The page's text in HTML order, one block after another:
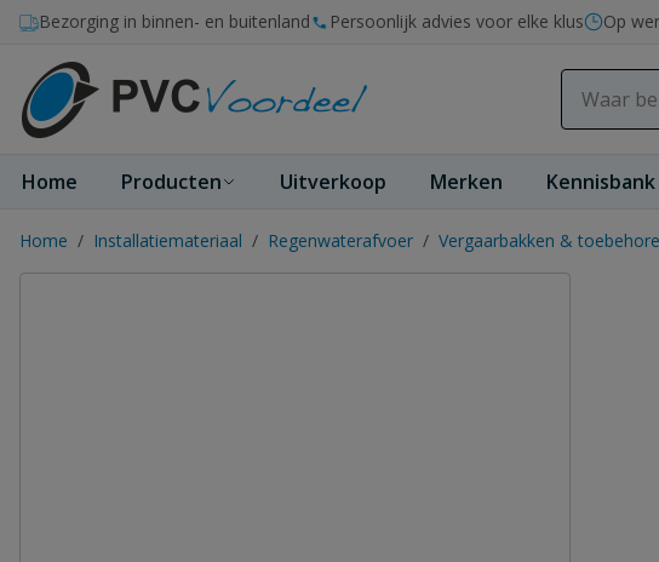
Ga naar de inhoud
Bezorging in binnen- en buitenland Persoonlijk advies voor elke klus Op
Home Producten Uitverkoop Merken Kennisbank
Home / Installatiemateriaal / Regenwaterafvoer / Vergaarbakken &